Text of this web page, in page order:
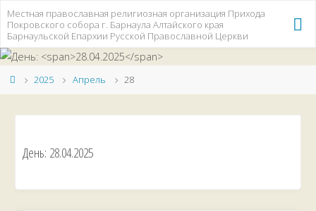
Перейти
содержимому
Местная православная религиозная организация Прихода
Покровского собора г. Барнаула Алтайского края
Барнаульской Епархии Русской Православной Церкви
Главная
2025 Апрель 28
День: 28.04.2025